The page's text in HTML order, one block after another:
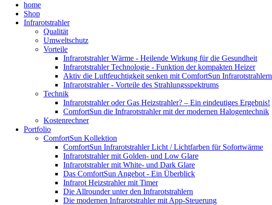
home
Shop
Infrarotstrahler
Qualität
Umweltschutz
Vorteile
Infrarotstrahler Wärme - Heilende Wirkung für die Gesundheit
Infrarotstrahler Technologie - Funktion der kompakten Heizer
Aktiv die Luftfeuchtigkeit senken mit ComfortSun Infrarotstrahlern
Infrarotstrahler - Vorteile des Strahlungsspektrums
Technik
Infrarotstrahler oder Gas Heizstrahler? – Ein eindeutiges Ergebnis!
ComfortSun die Infrarotstrahler mit der modernen Halogentechnik
Kostenrechner
Portfolio
ComfortSun Kollektion
ComfortSun Infrarotstrahler Licht / Lichtfarben für Sofortwärme
Infrarotstrahler mit Golden- und Low Glare
Infrarotstrahler mit White- und Dark Glare
Das ComfortSun Angebot - Ein Überblick
Infrarot Heizstrahler mit Timer
Die Allrounder unter den Infrarotstrahlern
Die modernen Infrarotstrahler mit App-Steuerung